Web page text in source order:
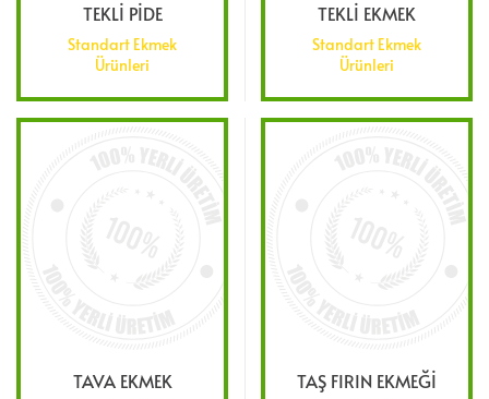
TEKLİ PİDE
Standart Ekmek
Ürünleri
TEKLİ EKMEK
Standart Ekmek
Ürünleri
TAVA EKMEK TAŞ FIRIN EKMEĞİ